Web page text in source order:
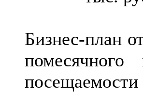
Бизнес-план
посещаемости